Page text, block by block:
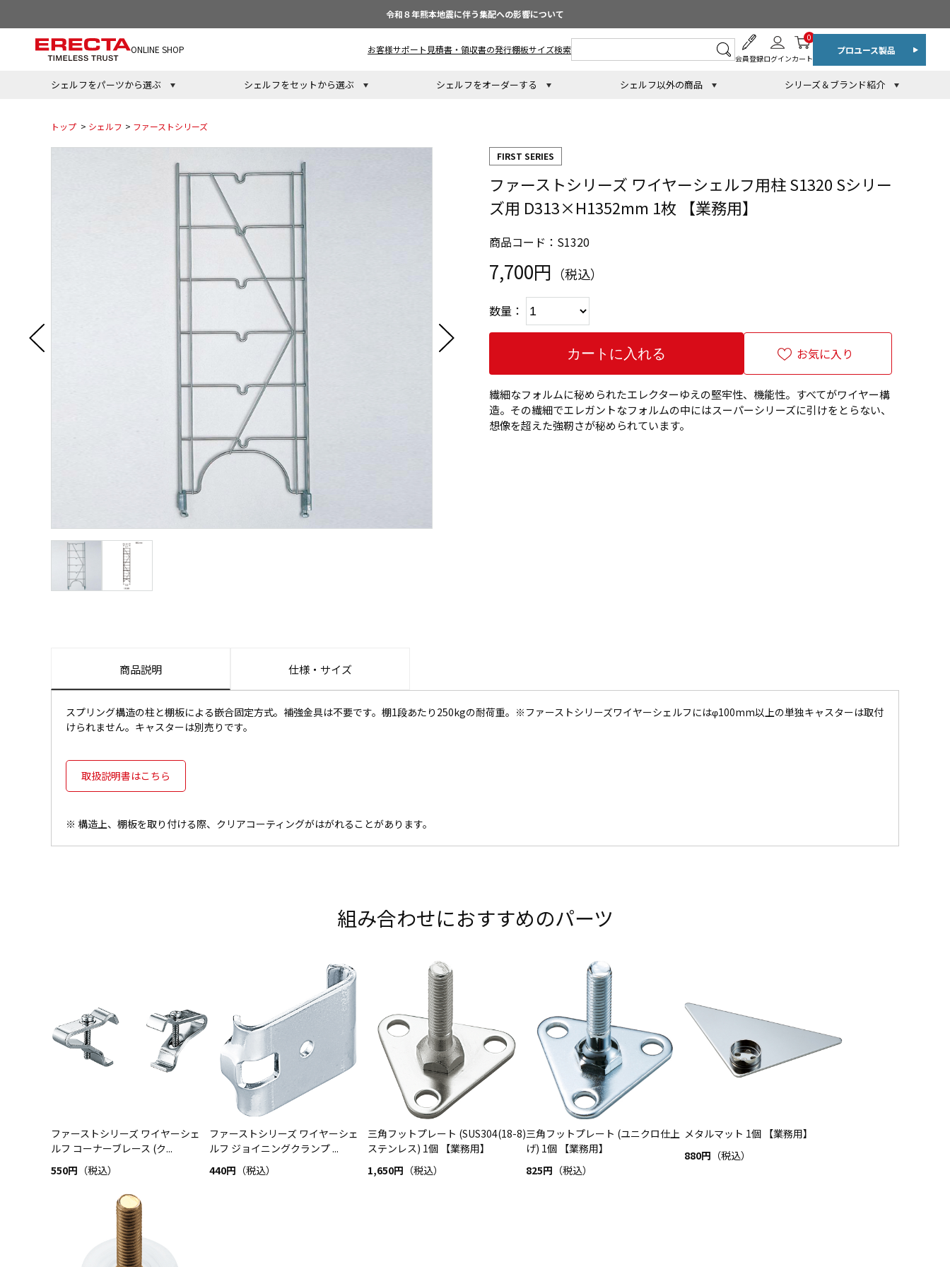
令和８年熊本地震に伴う集配への影響について
ONLINE SHOP お客様サポート 見積書・領収書の発行棚板サイズ検索
会員登録ログインカート
0
プロユース製品
シェルフをパーツから選ぶ シェルフをセットから選ぶ シェルフをオーダーする シェルフ以外の商品 シリーズ＆ブランド紹介
トップ > シェルフ > ファーストシリーズ
FIRST SERIES
ファーストシリーズ ワイヤーシェルフ用柱 S1320 Sシリー
ズ用 D313×H1352mm 1枚 【業務用】
商品コード：S1320
7,700円 （税込）
数量：
お気に入り
繊細なフォルムに秘められたエレクターゆえの堅牢性、機能性。すべてがワイヤー構
造。その繊細でエレガントなフォルムの中にはスーパーシリーズに引けをとらない、
想像を超えた強靭さが秘められています。
商品説明 仕様・サイズ
スプリング構造の柱と棚板による嵌合固定方式。補強金具は不要です。棚1段あたり250kgの耐荷重。※ファーストシリーズワイヤーシェルフにはφ100mm以上の単独キャスターは取付
けられません。キャスターは別売りです。
取扱説明書はこちら
※ 構造上、棚板を取り付ける際、クリアコーティングがはがれることがあります。
組み合わせにおすすめのパーツ
ファーストシリーズ ワイヤーシェ
ルフ コーナーブレース (ク...
550円 （税込）
ファーストシリーズ ワイヤーシェ
ルフ ジョイニングクランプ ...
440円 （税込）
三角フットプレート (SUS304(18-8)
ステンレス) 1個 【業務用】
1,650円 （税込）
三角フットプレート (ユニクロ仕上
げ) 1個 【業務用】
825円 （税込）
メタルマット 1個 【業務用】
880円 （税込）